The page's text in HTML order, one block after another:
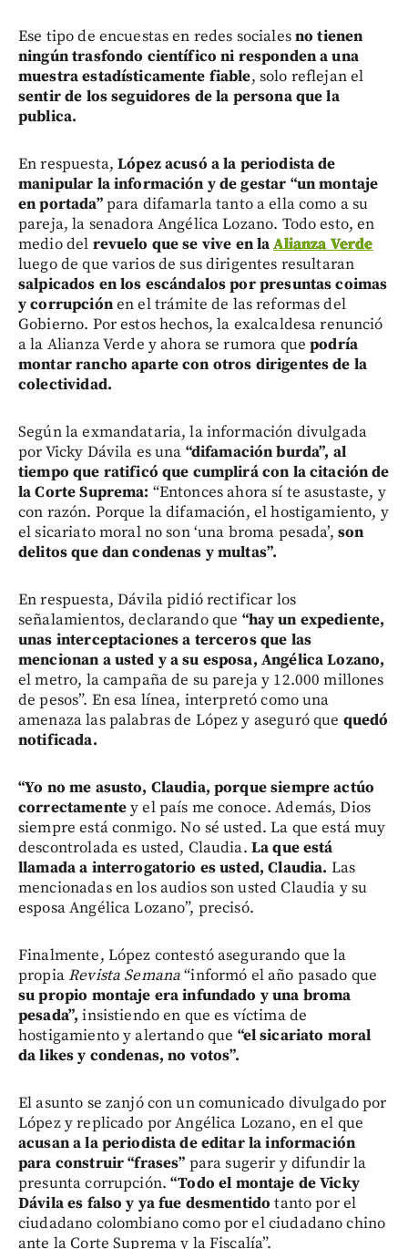
Ese tipo de encuestas en redes socialesno tienen
ningún trasfondo científico ni responden a una
muestra estadísticamente fiable, solo reflejan el
sentir de los seguidores de la persona que la
publica.
En respuesta,López acusó a la periodista de
manipular la información y de gestar “un montaje
en portada”para difamarla tanto a ella como a su
pareja, la senadora Angélica Lozano. Todo esto, en
medio del revuelo que se vive en laAlianza Verde
luego de que varios de sus dirigentes resultaran
salpicados en los escándalos por presuntas coimas
y corrupciónen el trámite de las reformas del
Gobierno. Por estos hechos, la exalcaldesa renunció
a la Alianza Verde y ahora se rumora quepodría
montar rancho aparte con otros dirigentes de la
colectividad.
Según la exmandataria, la información divulgada
por Vicky Dávila es una “difamación burda”, al
tiempo que ratificó que cumplirá con la citación de
la Corte Suprema: “Entonces ahora sí te asustaste, y
con razón. Porque la difamación, el hostigamiento, y
el sicariato moral no son ‘una broma pesada’, son
delitos que dan condenas y multas”.
En respuesta, Dávila pidió rectificar los
señalamientos, declarando que “hay un expediente,
unas interceptaciones a terceros que las
mencionan a usted y a su esposa, Angélica Lozano,
el metro, la campaña de su pareja y 12.000 millones
de pesos”. En esa línea, interpretó como una
amenaza las palabras de López y aseguró que quedó
notificada.
“Yo no me asusto, Claudia, porque siempre actúo
correctamentey el país me conoce. Además, Dios
siempre está conmigo. No sé usted. La que está muy
descontrolada es usted, Claudia. La que está
llamada a interrogatorio es usted, Claudia. Las
mencionadas en los audios son usted Claudia y su
esposa Angélica Lozano”, precisó.
Finalmente, López contestó asegurando que la
propiaRevista Semana“informó el año pasado que
su propio montaje era infundado y una broma
pesada”, insistiendo en que es víctima de
hostigamiento y alertando que “el sicariato moral
da likes y condenas, no votos”.
El asunto se zanjó con un comunicado divulgado por
López y replicado por Angélica Lozano, en el que
acusan a la periodista de editar la información
para construir “frases” para sugerir y difundir la
presunta corrupción. “Todo el montaje de Vicky
Dávila es falso y ya fue desmentido tanto por el
ciudadano colombiano como por el ciudadano chino
ante la Corte Suprema y la Fiscalía”.